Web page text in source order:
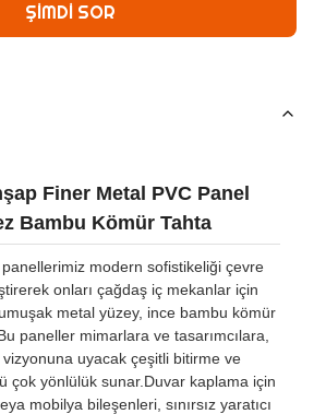
ŞIMDI SOR
Finer Metal PVC Panel
Bambu Kömür Tahta
modern sofistikeliği çevre
onları çağdaş iç mekanlar için
metal yüzey, ince bambu kömür
paneller mimarlara ve tasarımcılara,
uyacak çeşitli bitirme ve
çok yönlülük sunar.Duvar kaplama için
mobilya bileşenleri, sınırsız yaratıcı